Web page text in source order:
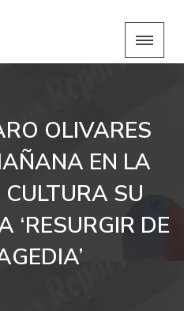
OLIVARES
EN LA
SU
‘RESURGIR DE